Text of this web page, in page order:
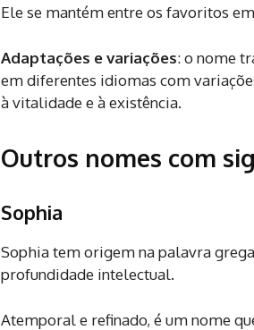
Ele se mantém entre os favoritos
Adaptações e variações: o nome
em diferentes idiomas com
à vitalidade e à existência.
Outros nomes com
Sophia
Sophia tem origem na palavra
profundidade intelectual.
Atemporal e refinado, é um nome